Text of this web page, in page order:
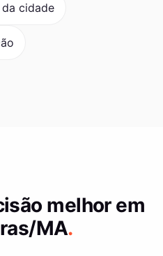
cidade
melhor em
MA.